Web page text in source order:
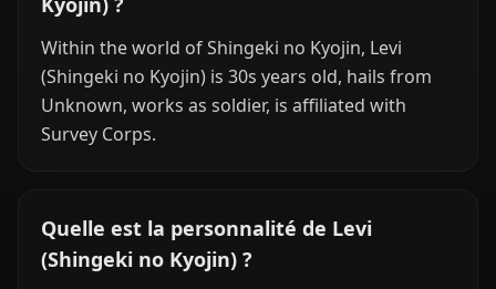
Within the world of Shingeki no Kyojin, Levi
(Shingeki no Kyojin) is 30s years old, hails from
Unknown, works as soldier, is affiliated with
Survey Corps.
Quelle est la personnalité de Levi
(Shingeki no Kyojin) ?